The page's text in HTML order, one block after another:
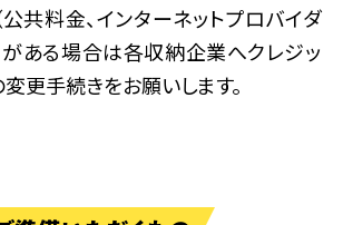
共料金、インターネットプロバイダ
がある場合は各収納企業へクレジッ
更手続きをお願いします。